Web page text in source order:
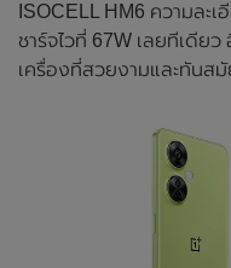
ISOCELL HM6 ความละ
ชาร์จไวที่ 67W เลยทีเดีย
เครื่องที่สวยงามและทันส